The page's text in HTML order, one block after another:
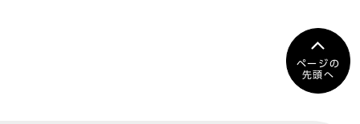
ページの
先頭へ